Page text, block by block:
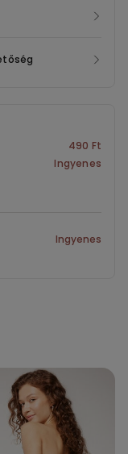
490 Ft
Ingyenes
Ingyenes